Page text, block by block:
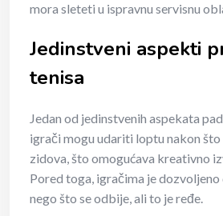
mora sleteti u ispravnu servisnu
Jedinstveni aspekti
tenisa
Jedan od jedinstvenih aspekata
igrači mogu udariti loptu nakon što
zidova, što omogućava kreativno
Pored toga, igračima je
nego što se odbije, ali to je ređe.